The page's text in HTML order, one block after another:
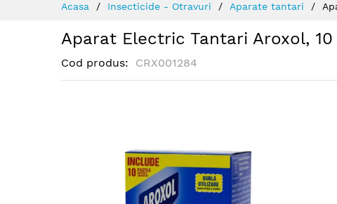
Acasa Insecticide - Otravuri Aparate tantari
Aparat Electric Tantari Aroxol,
Cod produs CRX001284